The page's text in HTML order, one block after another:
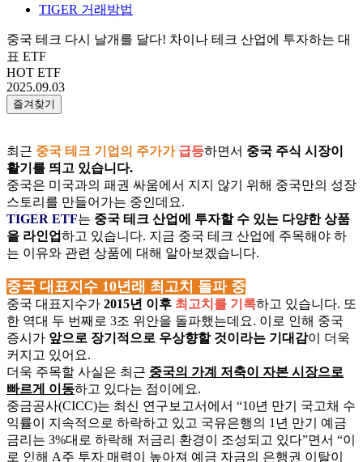
TIGER 거래방법
중국 테크 다시 날개를 달다! 차이나 테크 산업에 투자하는 대
표 ETF
HOT ETF
2025.09.03
즐겨찾기
최근 중국 테크 기업의 주가가 급등하면서 중국 주식 시장이
활기를 띄고 있습니다.
중국은 미국과의 패권 싸움에서 지지 않기 위해 중국만의 성장
스토리를 만들어가는 중인데요.
TIGER ETF는 중국 테크 산업에 투자할 수 있는 다양한 상품
을 라인업하고 있습니다. 지금 중국 테크 산업에 주목해야 하
는 이유와 관련 상품에 대해 알아보겠습니다.
중국 대표지수 10년래 최고치 돌파 중
중국 대표지수가 2015년 이후 최고치를 기록하고 있습니다. 또
한 역대 두 번째로 3조 위안을 돌파했는데요. 이로 인해 중국
증시가 앞으로 장기적으로 우상향할 것이라는 기대감이 더욱
커지고 있어요.
더욱 주목할 사실은 최근 중국의 가계 저축이 자본 시장으로
빠르게 이동하고 있다는 점이에요.
중금공사(CICC)는 최신 연구보고서에서 “10년 만기 국고채 수
익률이 지속적으로 하락하고 있고 국유은행의 1년 만기 예금
금리는 3%대로 하락해 저금리 환경이 조성되고 있다”면서 “이
로 인해 A주 투자 매력이 높아져 예금 자금의 은행권 이탈이